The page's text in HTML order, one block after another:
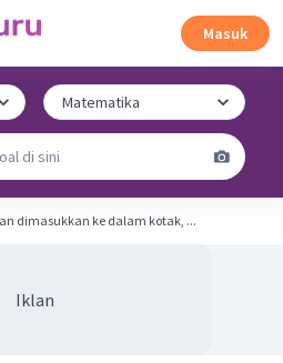
Masuk
dimasukkan ke dalam kotak, ...
Iklan